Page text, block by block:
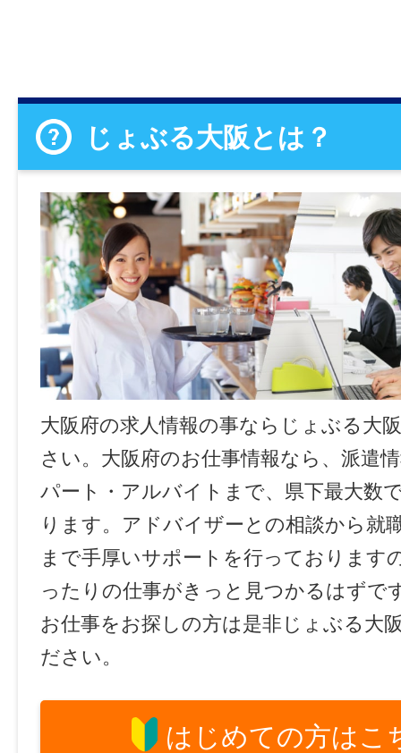
じょぶる大阪とは？
大阪府の求人情報の事ならじょぶる大
さい。大阪府のお仕事情報なら、派遣
パート・アルバイトまで、県下最大数
ります。アドバイザーとの相談から就
まで手厚いサポートを行っております
ったりの仕事がきっと見つかるはずで
お仕事をお探しの方は是非じょぶる大
ださい。
はじめての方はこ